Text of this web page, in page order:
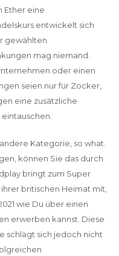
Ether eine
entwickelt sich
gewählten
mag niemand.
oder einen
seien nur für Zocker,
eine zusätzliche
Kategorie, so what.
können Sie das durch
bringt zum Super
britischen Heimat mit,
wie Du über einen
erwerben kannst. Diese
schlägt sich jedoch nicht